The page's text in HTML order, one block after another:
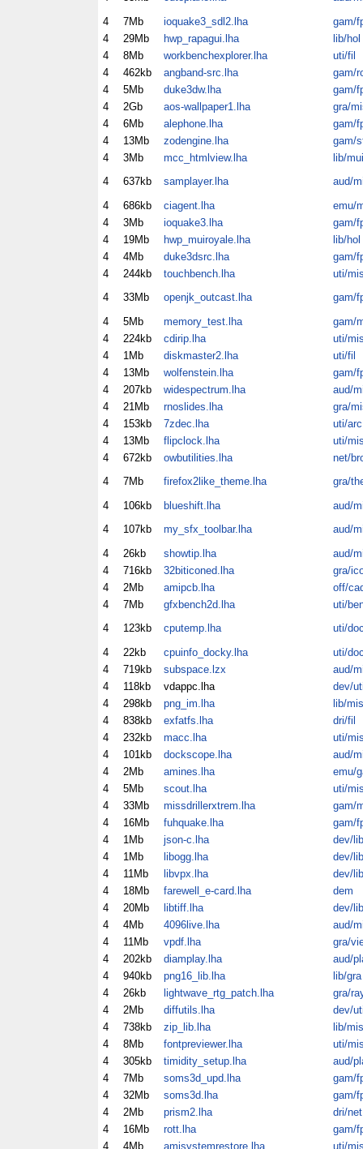
4
7Mb ioquake3_sdl2.lha
gam/
4
29Mb hwp_rapagui.lha
lib/hol
4
8Mb workbenchexplorer.lha
uti/fil
4
462kb angband-src.lha
gam/
4
5Mb duke3dw.lha
gam/
4
2Gb aos-wallpaper1.lha
gra/
4
6Mb alephone.lha
gam/
4
13Mb zodengine.lha
gam/
4
3Mb mcc_htmlview.lha
lib/mui
4
637kb samplayer.lha
aud/
4
686kb ciagent.lha
emu/
4
3Mb ioquake3.lha
gam/
4
19Mb hwp_muiroyale.lha
lib/hol
4
4Mb duke3dsrc.lha
gam/
4
244kb touchbench.lha
uti/
4
33Mb openjk_outcast.lha
gam/
4
5Mb memory_test.lha
gam/
4
224kb cdirip.lha
uti/
4
1Mb diskmaster2.lha
uti/fil
4
13Mb wolfenstein.lha
gam/
4
207kb widespectrum.lha
aud/
4
21Mb rnoslides.lha
gra/
4
153kb 7zdec.lha
uti/arc
4
13Mb flipclock.lha
uti/
4
672kb owbutilities.lha
net/
4
7Mb firefox2like_theme.lha
gra/
4
106kb blueshift.lha
aud/
4
107kb my_sfx_toolbar.lha
aud/
4
26kb showtip.lha
aud/
4
716kb 32biticoned.lha
gra/
4
2Mb amipcb.lha
off/
4
7Mb gfxbench2d.lha
uti/
4
123kb cputemp.lha
uti/
4
22kb cpuinfo_docky.lha
uti/
4
719kb subspace.lzx
aud/
4
118kb vdappc.lha
dev/
4
298kb png_im.lha
lib/mis
4
838kb exfatfs.lha
dri/fil
4
232kb macc.lha
uti/
4
101kb dockscope.lha
aud/
4
2Mb amines.lha
emu/
4
5Mb scout.lha
uti/
4
33Mb missdrillerxtrem.lha
gam/
4
16Mb fuhquake.lha
gam/
4
1Mb json-c.lha
dev/
4
1Mb libogg.lha
dev/
4
11Mb libvpx.lha
dev/
4
18Mb farewell_e-card.lha
dem
4
20Mb libtiff.lha
dev/
4
4Mb 4096live.lha
aud/
4
11Mb vpdf.lha
gra/
4
202kb diamplay.lha
aud/
4
940kb png16_lib.lha
lib/gra
4
26kb lightwave_rtg_patch.lha
gra/
4
2Mb diffutils.lha
dev/
4
738kb zip_lib.lha
lib/mis
4
8Mb fontpreviewer.lha
uti/
4
305kb timidity_setup.lha
aud/
4
7Mb soms3d_upd.lha
gam/
4
32Mb soms3d.lha
gam/
4
2Mb prism2.lha
dri/net
4
16Mb rott.lha
gam/
4
4Mb amisystemrestore.lha
uti/